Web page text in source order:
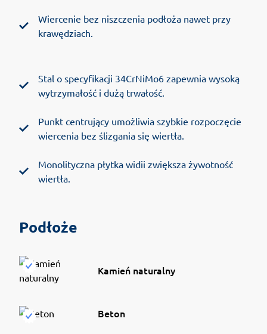
Wiercenie bez niszczenia podłoża nawet przy
krawędziach.
Stal o specyfikacji 34CrNiMo6 zapewnia wysoką
wytrzymałość i dużą trwałość.
Punkt centrujący umożliwia szybkie rozpoczęcie
wiercenia bez ślizgania się wiertła.
Monolityczna płytka widii zwiększa żywotność
wiertła.
Podłoże
Kamień naturalny
Beton